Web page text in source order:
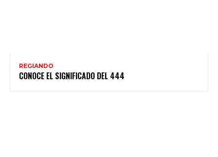
REGIANDO
CONOCE EL SIGNIFICADO DEL 444